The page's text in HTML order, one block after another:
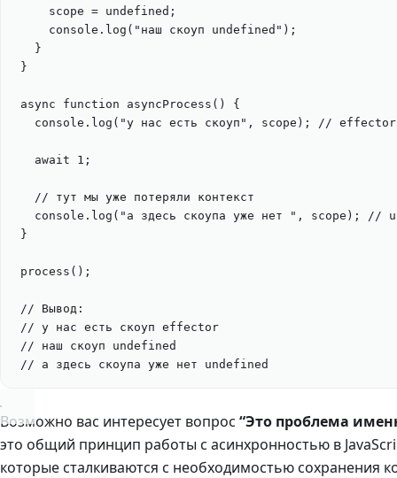
scope = undefined ;
console . log ( " наш скоуп undefined " );
}
}
async function asyncProcess () {
console . log ( "у нас есть скоуп " , scope ); // effector
await 1 ;
// тут мы уже потеряли контекст
console . log ( " а здесь скоупа уже нет " , scope ); //
}
process ();
// Вывод:
// у нас есть скоуп effector
// наш скоуп undefined
// а здесь скоупа уже нет undefined
Возможно вас интересует вопрос “Это проблема
это общий принцип работы с асинхронностью в
которые сталкиваются с необходимостью сохранения